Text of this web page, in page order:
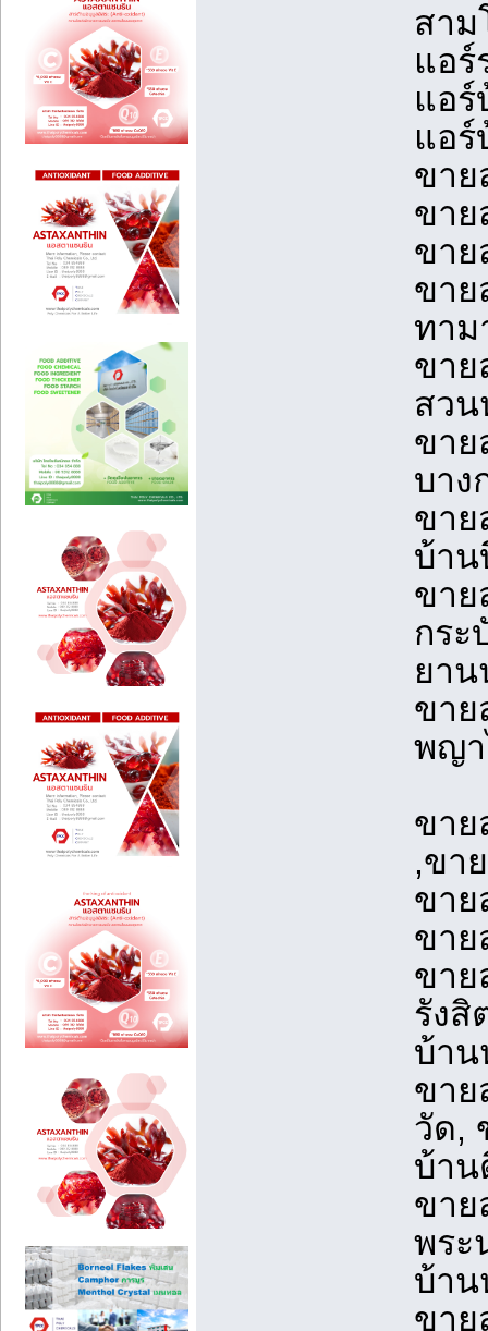
สาม
แอร์
แอร์
แอร์
ขาย
ขาย
ขาย
ขาย
ทาม
ขาย
สวน
ขาย
บาง
ขาย
บ้าน
ขาย
กระ
ยาน
ขาย
พญา
ขาย
,ขา
ขาย
ขาย
ขาย
รังสิ
บ้าน
ขาย
วัด,
บ้า
ขาย
พระ
บ้าน
ขาย